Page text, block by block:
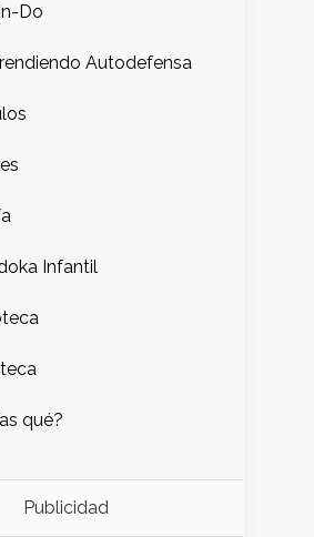
Do
Autodefensa
Infantil
qué?
Publicidad